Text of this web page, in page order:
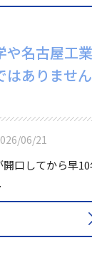
や名古屋工
はありませ
06/21
口してから早